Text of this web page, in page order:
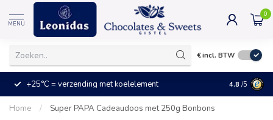
MENU
0
€incl. BTW
+25°C = verzending met koelelement Kleine
4.8 /5
Home / Super PAPA Cadeaudoos met 250g Bonbons